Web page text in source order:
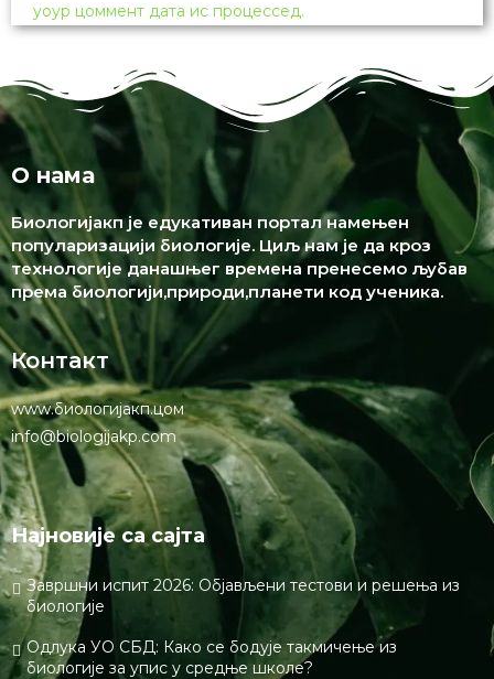
yоур цоммент дата ис процессед.
О нама
Биологијакп је едукативан портал намењен
популаризацији биологије. Циљ нам је да кроз
технологије данашњег времена пренесемо љубав
према биологији,природи,планети код ученика.
Контакт
www.биологијакп.цом
info@biologijakp.com
Најновије са сајта
Завршни испит 2026: Објављени тестови и решења из
биологије
Одлука УО СБД: Како се бодује такмичење из
биологије за упис у средње школе?